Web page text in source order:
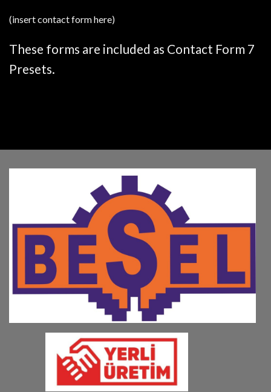
(insert contact form here)
These forms are included as Contact Form 7
Presets.